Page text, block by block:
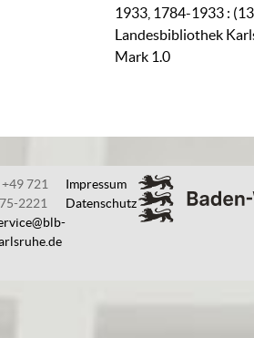
1933, 1784-1933 :
Landesbibliothek
Mark 1.0
+49 721
2221
Impressum
Datenschutz